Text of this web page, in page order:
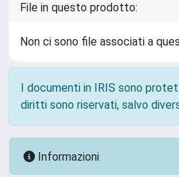
File in questo prodotto:
Non ci sono file associati a
I documenti in IRIS sono
diritti sono riservati, salvo
Informazioni